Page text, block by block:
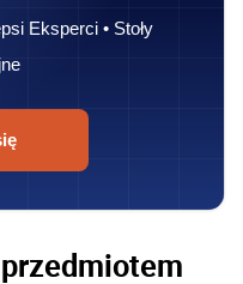
Eksperci • Stoły